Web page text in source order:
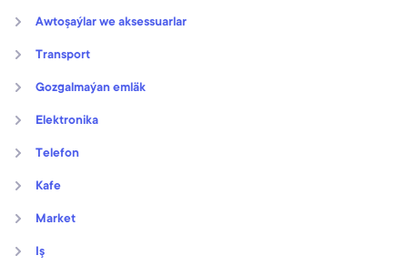
Awtoşaýlar we aksessuarlar
Transport
Gozgalmaýan emläk
Elektronika
Telefon
Kafe
Market
Iş